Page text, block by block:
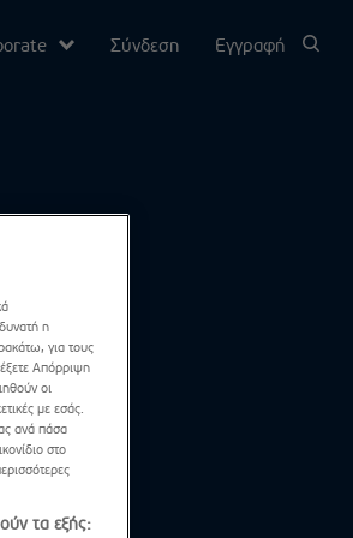
Σύνδεση Εγγραφή
η
για τους
Απόρριψη
οι
με εσάς.
ανά πάσα
στο
τα εξής: